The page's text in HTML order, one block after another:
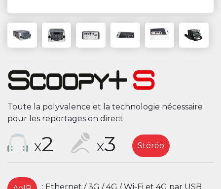
Toute la polyvalence et la technologie nécessaire
pour les reportages en direct
X2 X3 Stéréo
: Ethernet / 3G / 4G / Wi-Fi et 4G par USB